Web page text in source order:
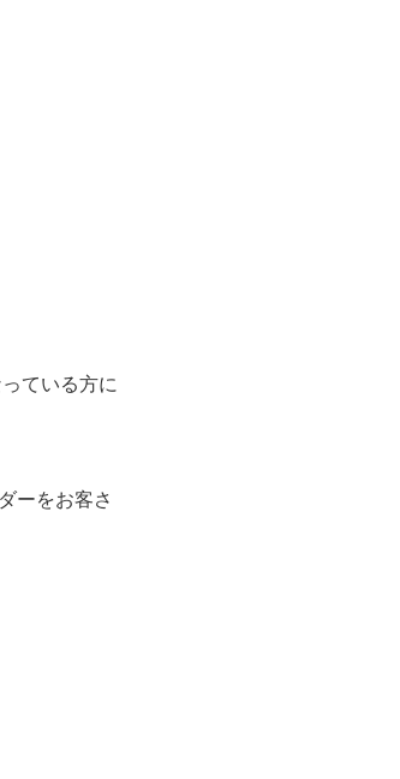
ている方に
ーをお客さ